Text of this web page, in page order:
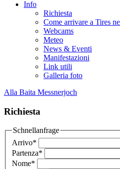
Info
Richiesta
Come arrivare a Tires
Webcams
Meteo
News & Eventi
Manifestazioni
Link utili
Galleria foto
Alla Baita Messnerjoch
Richiesta
Schnellanfrage
Arrivo*
Partenza*
Nome*